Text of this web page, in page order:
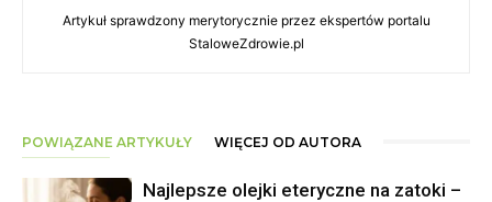
Artykuł sprawdzony merytorycznie przez ekspertów portalu
StaloweZdrowie.pl
POWIĄZANE ARTYKUŁY WIĘCEJ OD AUTORA
Najlepsze olejki eteryczne na zatoki –